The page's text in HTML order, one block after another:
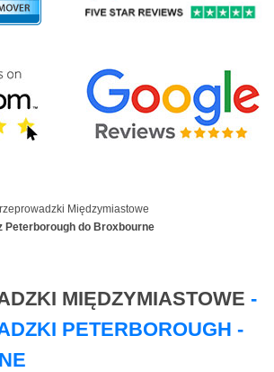
Międzymiastowe
Peterborough do Broxbourne
MIĘDZYMIASTOWE -
PETERBOROUGH -